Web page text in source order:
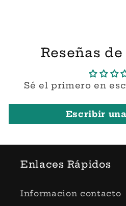
Reseñas
Sé el primero en
Escribir
Enlaces Rápidos
Informacion contacto